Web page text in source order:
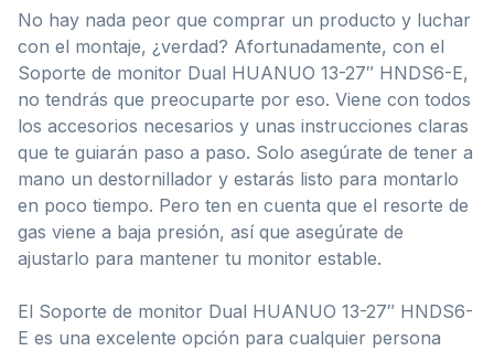
No hay nada peor que comprar un producto y luchar
con el montaje, ¿verdad? Afortunadamente, con el
Soporte de monitor Dual HUANUO 13-27″ HNDS6-E,
no tendrás que preocuparte por eso. Viene con todos
los accesorios necesarios y unas instrucciones claras
que te guiarán paso a paso. Solo asegúrate de tener a
mano un destornillador y estarás listo para montarlo
en poco tiempo. Pero ten en cuenta que el resorte de
gas viene a baja presión, así que asegúrate de
ajustarlo para mantener tu monitor estable.
El Soporte de monitor Dual HUANUO 13-27″ HNDS6-
E es una excelente opción para cualquier persona